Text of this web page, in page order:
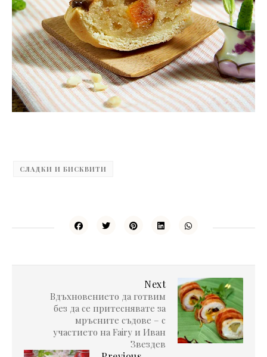
СЛАДКИ И БИСКВИТИ
Next
Вдъхновението да готвим
без да се притеснявате за
мръсните съдове – с
участието на Fairy и Иван
Звездев